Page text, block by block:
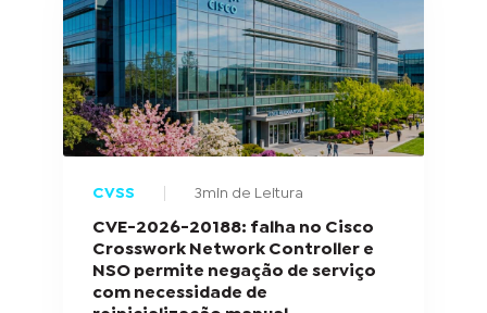
CVSS 3min de Leitura
CVE-2026-20188: falha no Cisco
Crosswork Network Controller e
NSO permite negação de serviço
com necessidade de